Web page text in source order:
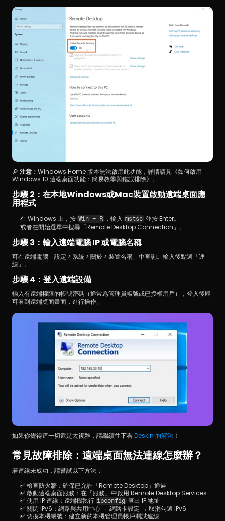
🔎 注意： Windows Home 版本無法啟用此功能，詳情請見《如何啟用
Windows 10 遠端桌面功能：簡易教學與錯誤排除》。
步驟 2：在本地Windows或Mac裝置啟動遠端桌面應
用程式
在 Windows 上，按 Win + R，輸入 mstsc 並按 Enter。
或者在開始選單中搜尋「Remote Desktop Connection」。
步驟 3：輸入遠端電腦 IP 或電腦名稱
可在遠端電腦「設定 > 系統 > 關於 > 裝置名稱」中查詢。輸入後點選「連
線」。
步驟 4：登入遠端設備
輸入有遠端權限的帳號密碼（通常為管理員帳號或已授權用戶），登入後即
可看到遠端桌面畫面，進行操作。
如果你覺得這一切還是太複雜，請繼續往下看 DeskIn 的解法 ！
常見故障排除：遠端桌面無法連線怎麼辦？
若連線未成功，請嘗試以下方法：
✅ 檢查防火牆：確保已允許「Remote Desktop」通過
✅ 啟動遠端桌面服務：在「服務」中啟用 Remote Desktop Services
✅ 使用 IP 連線：遠端機執行 ipconfig 查出 IP 地址
✅ 關閉 IPv6：網路與共用中心 → 網路卡設定 → 取消勾選 IPv6
✅ 切換本機帳號：建立新的本機管理員帳戶測試連線